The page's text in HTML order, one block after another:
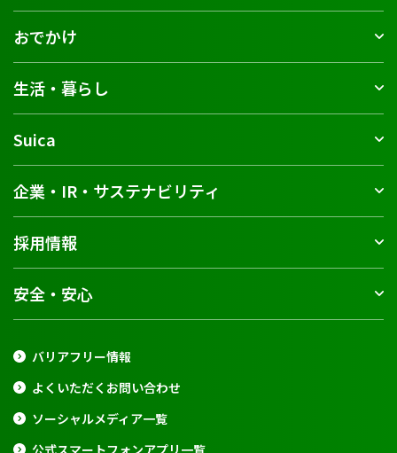
おでかけ
生活・暮らし
Suica
企業・IR・サステナビリティ
採用情報
安全・安心
バリアフリー情報
よくいただくお問い合わせ
ソーシャルメディア一覧
公式スマートフォンアプリ一覧